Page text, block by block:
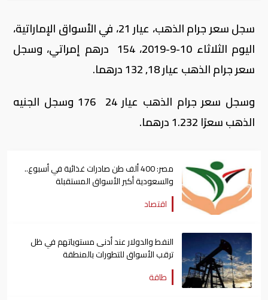
سجل سعر جرام الذهب، عيار 21، في الأسواق الإماراتية،
اليوم الثلاثاء 10-9-2019، 154 درهم إمراتي، وسجل
سعر جرام الذهب عيار 18, 132 درهما.
وسجل سعر جرام الذهب عيار 24 176 وسجل الجنيه
الذهب سعرًا 1.232 درهما.
مصر: 400 ألف طن صادرات غذائية في أسبوع..
والسعودية أكبر الأسواق المستقبلة
اقتصاد
النفط والدولار عند أدنى مستوياتهم في ظل
ترقب الأسواق للتطورات بالمنطقة
طاقة